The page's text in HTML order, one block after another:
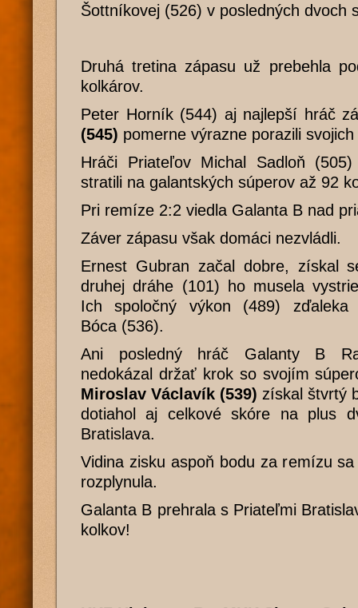
Šottníkovej (526) v posledných dvoch
Druhá tretina zápasu už prebehla
kolkárov.
Peter Horník (544) aj najlepší hráč
(545) pomerne výrazne porazili
Hráči Priateľov Michal Sadloň
stratili na galantských súperov až 92
Pri remíze 2:2 viedla Galanta B nad
Záver zápasu však domáci nezvládli.
Ernest Gubran začal dobre, získal
druhej dráhe (101) ho musela
Ich spoločný výkon (489) zďaleka
Bóca (536).
Ani posledný hráč Galanty B
nedokázal držať krok so svojím
Miroslav Václavík (539) získal štvrtý
dotiahol aj celkové skóre na plus
Bratislava.
Vidina zisku aspoň bodu za remízu
rozplynula.
Galanta B prehrala s Priateľmi
kolkov!